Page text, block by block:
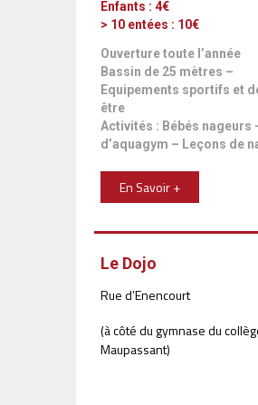
Enfants : 4€
> 10 entées : 10€
Ouverture toute l’année
Bassin de 25 mètres –
Equipements sportifs et
être
Activités : Bébés nageurs
d’aquagym – Leçons de
En Savoir +
Le Dojo
Rue d’Enencourt
(à côté du gymnase du
Maupassant)